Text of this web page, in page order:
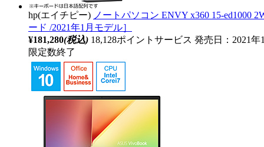
hp(エイチピー) ノートパソコン ENVY x360 15-ed1000
ード /2021年1月モデル］
¥181,280(税込) 18,128ポイントサービス 発売日：2021年
限定数終了